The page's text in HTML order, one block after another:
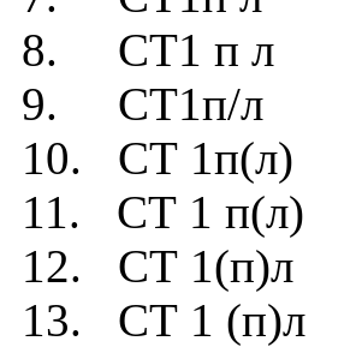
8. СТ1 п л
9. СТ1п/л
10. СТ 1п(л)
11. СТ 1 п(л)
12. СТ 1(п)л
13. СТ 1 (п)л